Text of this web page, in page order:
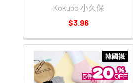
Kokubo 小久保
$3.96
韓國襪